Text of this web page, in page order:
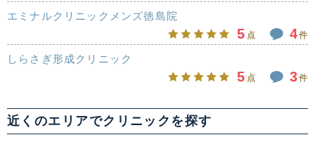
エミナルクリニックメンズ徳島院
5 点 4件
しらさぎ形成クリニック
5 点 3件
近くのエリアでクリニックを探す